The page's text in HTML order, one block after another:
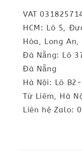
VAT
HCM: Lô 5,
Hòa, Long An,
Đà Nẵng: Lô
Đà Nẵng
Hà Nội: Lô
Từ Liêm, Hà
Liên hệ Zalo: